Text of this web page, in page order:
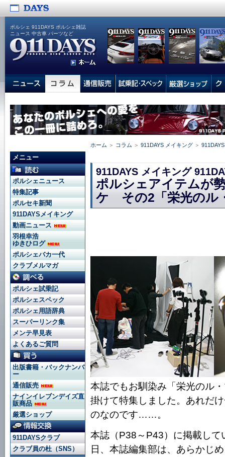
ポルシェ 911DAYS ポルシェ雑誌
ニュース 中古車 パーツなど
ホーム ＞ コラム ＞ 911DAYS メイキング ＞
911DAYS メイキング
ポルシェアイテムが
ケ その2「栄光のル
本誌でもお馴染み「栄光のル
掛けて特集しました。あれだ
のなのです……。
本誌（P38～P43）に掲載し
日、本誌編集部は、あらかじ
メニュー
ポルシェニュース
特集記事
ポルセキ新聞
911DAYSメイキング
動画ニュース
羽根幸浩
ゆきひログ
ポルシェバカ一代
クラブメルマガ
ポルシェ試乗記
ポルシェスペック
ポルシェ用語辞典
スーパーリンク集
メンテ早見表
よくあるご質問
出版書籍・バックナンバ
ー
通信販売
ナインイレブンデイズ直
販商品
厳選ショップ
911DAYSクラブ
クラブ員の杜（SNS）